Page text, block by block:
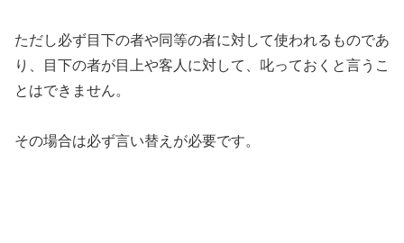
ただし必ず目下の者や同等の者に対して使われるものであ
り、目下の者が目上や客人に対して、叱っておくと言うこ
とはできません。
その場合は必ず言い替えが必要です。